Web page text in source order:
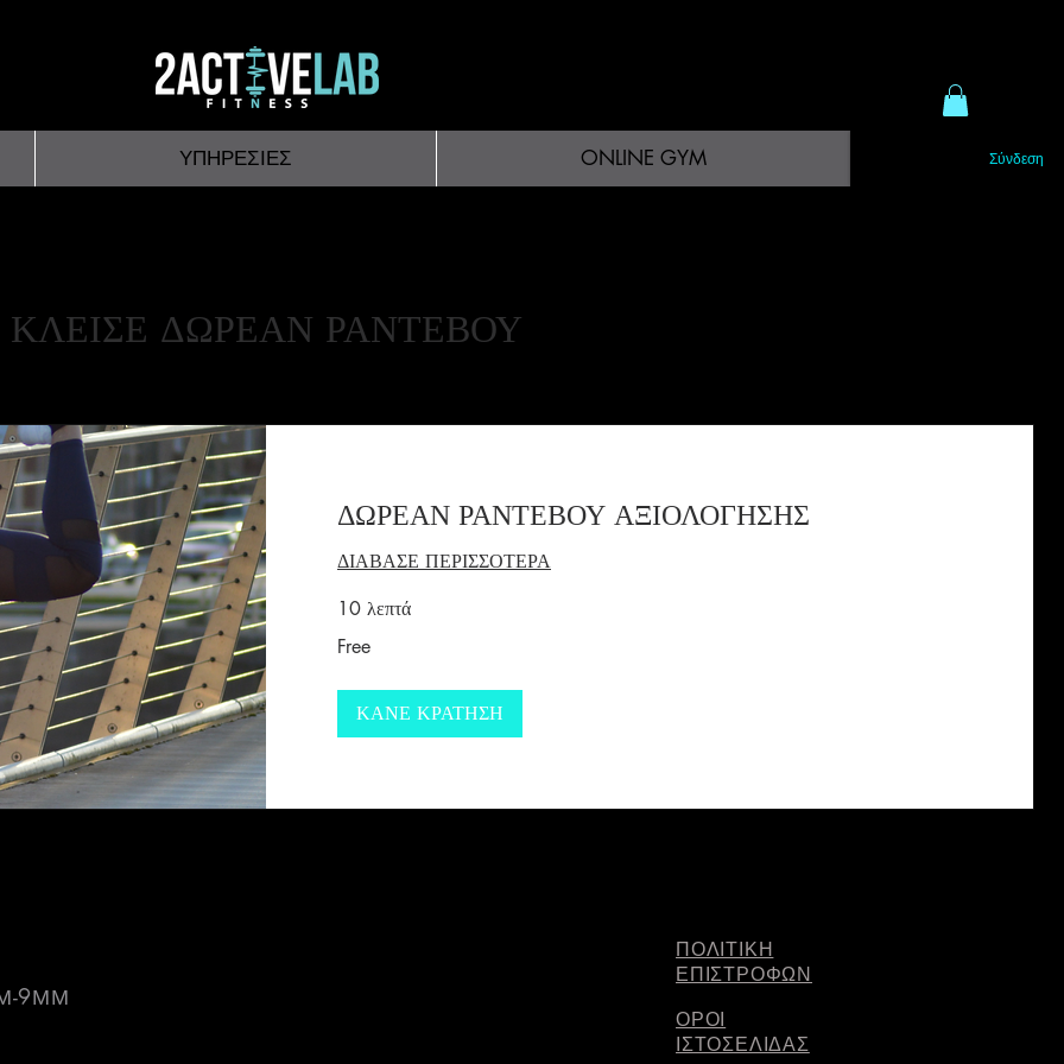
ΥΠΗΡΕΣΙΕΣ ONLINE GYM Σύνδεση
ΚΛΕΙΣΕ ΔΩΡΕΑΝ ΡΑΝΤΕΒΟΥ
ΔΩΡΕΑΝ ΡΑΝΤΕΒΟΥ ΑΞΙΟΛΟΓΗΣΗΣ
ΔΙΑΒΑΣΕ ΠΕΡΙΣΣΟΤΕΡΑ
10 λεπτά
Free
ΚΑΝΕ ΚΡΑΤΗΣΗ
9ΜΜ
ΠΟΛΙΤΙΚΗ
ΕΠΙΣΤΡΟΦΩΝ
ΟΡΟΙ
ΙΣΤΟΣΕΛΙΔΑΣ